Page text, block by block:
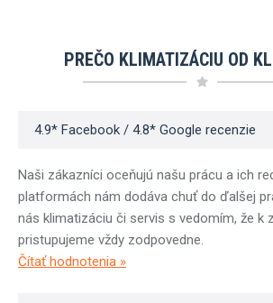
PREČO KLIMATIZÁCIU OD
4.9* Facebook / 4.8* Google recenzie
Naši zákazníci oceňujú našu prácu a ich
platformách nám dodáva chuť do ďalšej
nás klimatizáciu či servis s vedomím, že k
pristupujeme vždy zodpovedne.
Čítať hodnotenia »